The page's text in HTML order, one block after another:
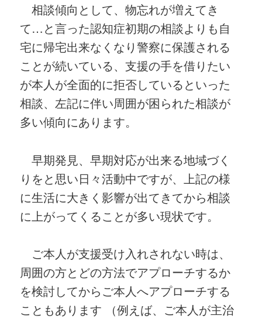
相談傾向として、物忘れが増えてき
て…と言った認知症初期の相談よりも自
宅に帰宅出来なくなり警察に保護される
ことが続いている、支援の手を借りたい
が本人が全面的に拒否しているといった
相談、左記に伴い周囲が困られた相談が
多い傾向にあります。
早期発見、早期対応が出来る地域づく
りをと思い日々活動中ですが、上記の様
に生活に大きく影響が出てきてから相談
に上がってくることが多い現状です。
ご本人が支援受け入れされない時は、
周囲の方とどの方法でアプローチするか
を検討してからご本人へアプローチする
こともあります （例えば、ご本人が主治